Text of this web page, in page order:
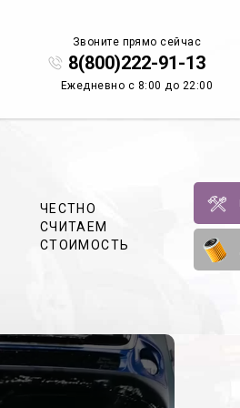
Звоните прямо сейчас
8(800)222-91-13
Ежедневно с 8:00 до 22:00
ЧЕСТНО
СЧИТАЕМ
СТОИМОСТЬ